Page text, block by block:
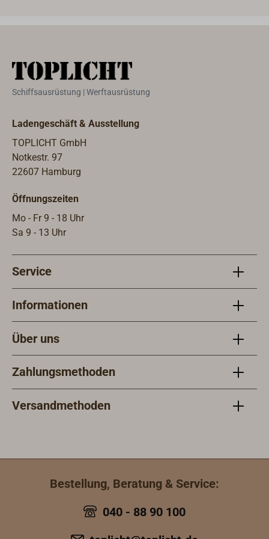
Parallelverbinder C (Artikel-Nr. 1846-
passenden Edelstahlschrauben, für
Schraubendreher benötigt.Geliefert
wird ein Fenderkorb, die Verbinder
gehören nicht zum Lieferumfang des
Fenderkorbs und müssen separat
Schiffsausrüstung | Werftausrüstung
Ladengeschäft & Ausstellung
TOPLICHT GmbH
Notkestr. 97
22607 Hamburg
Öffnungszeiten
Mo - Fr 9 - 18 Uhr
Sa 9 - 13 Uhr
Service
Informationen
Über uns
Zahlungsmethoden
Versandmethoden
Bestellung, Beratung & Service:
040 - 88 90 100